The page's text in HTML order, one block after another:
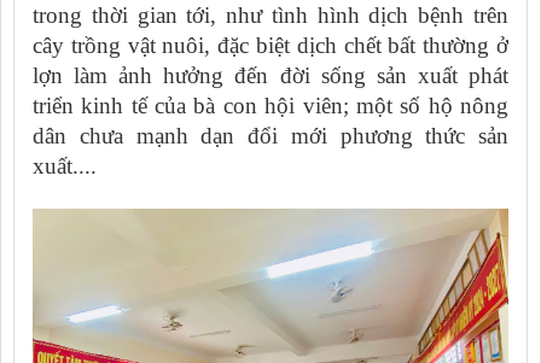
trong thời gian tới, như tình hình dịch bệnh trên
cây trồng vật nuôi, đặc biệt dịch chết bất thường ở
lợn làm ảnh hưởng đến đời sống sản xuất phát
triển kinh tế của bà con hội viên; một số hộ nông
dân chưa mạnh dạn đổi mới phương thức sản
xuất....